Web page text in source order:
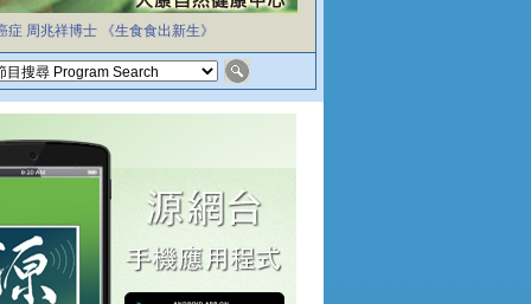
症 周兆祥博士 《生食食出新生》